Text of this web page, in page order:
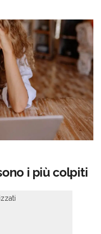
i più colpiti